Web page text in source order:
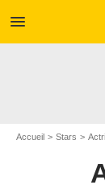
menu
Accueil Stars